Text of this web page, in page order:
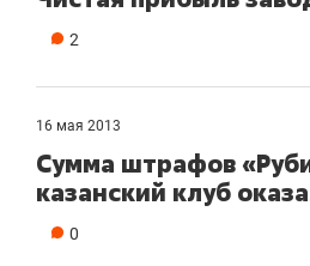
2
16 мая 2013
Сумма штрафов
казанский клуб
0